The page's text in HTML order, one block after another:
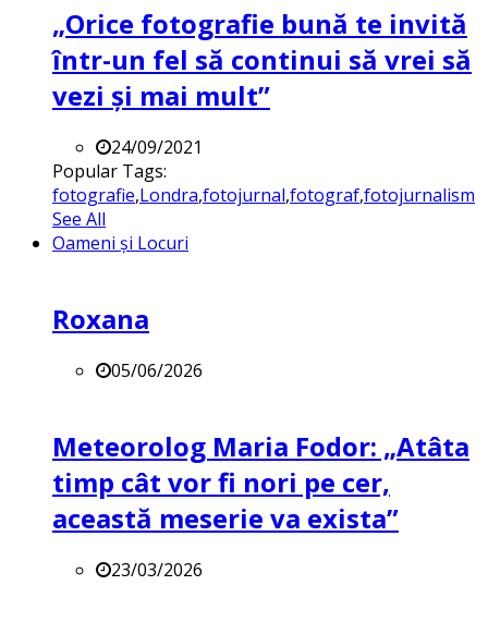
„Orice fotografie bună te invită
într-un fel să continui să vrei să
vezi și mai mult”
24/09/2021
Popular Tags:
fotografie,Londra,fotojurnal,fotograf,fotojurnalism
See All
Oameni și Locuri
Roxana
05/06/2026
Meteorolog Maria Fodor: „Atâta
timp cât vor fi nori pe cer,
această meserie va exista”
23/03/2026